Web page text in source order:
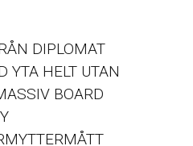
DIPLOMAT
YTA HELT UTAN
BOARD